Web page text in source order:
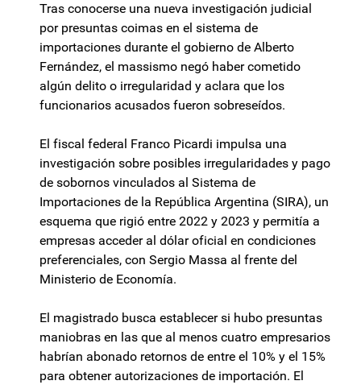
Tras conocerse una nueva investigación judicial
por presuntas coimas en el sistema de
importaciones durante el gobierno de Alberto
Fernández, el massismo negó haber cometido
algún delito o irregularidad y aclara que los
funcionarios acusados fueron sobreseídos.
El fiscal federal Franco Picardi impulsa una
investigación sobre posibles irregularidades y pago
de sobornos vinculados al Sistema de
Importaciones de la República Argentina (SIRA), un
esquema que rigió entre 2022 y 2023 y permitía a
empresas acceder al dólar oficial en condiciones
preferenciales, con Sergio Massa al frente del
Ministerio de Economía.
El magistrado busca establecer si hubo presuntas
maniobras en las que al menos cuatro empresarios
habrían abonado retornos de entre el 10% y el 15%
para obtener autorizaciones de importación. El